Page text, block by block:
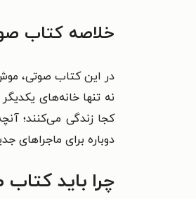
خلاصه کتاب
در این کتاب صوتی،
نه تنها خانه‌های
کجا زندگی می‌کنند؛
دوباره برای ماجراهای
چرا باید